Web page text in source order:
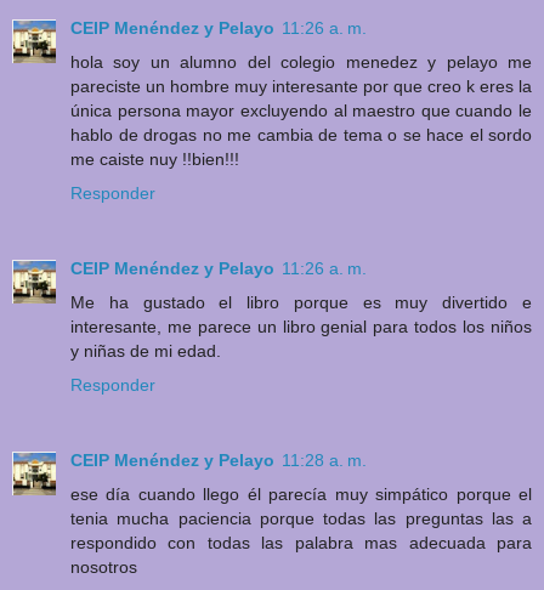
CEIP Menéndez y Pelayo 11:26 a. m.
hola soy un alumno del colegio menedez y pelayo me
pareciste un hombre muy interesante por que creo k eres la
única persona mayor excluyendo al maestro que cuando le
hablo de drogas no me cambia de tema o se hace el sordo
me caiste nuy !!bien!!!
Responder
CEIP Menéndez y Pelayo 11:26 a. m.
Me ha gustado el libro porque es muy divertido e
interesante, me parece un libro genial para todos los niños
y niñas de mi edad.
Responder
CEIP Menéndez y Pelayo 11:28 a. m.
ese día cuando llego él parecía muy simpático porque el
tenia mucha paciencia porque todas las preguntas las a
respondido con todas las palabra mas adecuada para
nosotros